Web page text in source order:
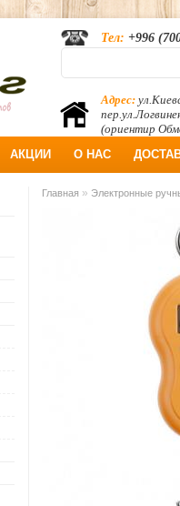
Адрес:
(ориентир
Тел: +996
АКЦИИ О НАС
Главная » Электронные